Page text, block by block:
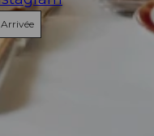
Arrivée